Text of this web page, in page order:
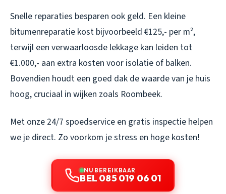
Snelle reparaties besparen ook geld. Een kleine
bitumenreparatie kost bijvoorbeeld €125,- per m²,
terwijl een verwaarloosde lekkage kan leiden tot
€1.000,- aan extra kosten voor isolatie of balken.
Bovendien houdt een goed dak de waarde van je huis
hoog, cruciaal in wijken zoals Roombeek.
Met onze 24/7 spoedservice en gratis inspectie helpen
we je direct. Zo voorkom je stress en hoge kosten!
NU BEREIKBAAR
BEL 085 019 06 01